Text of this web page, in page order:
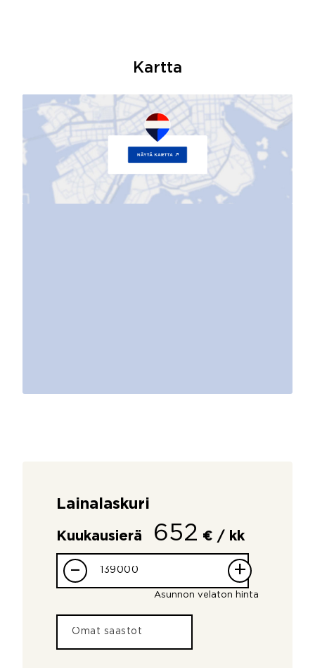
Kartta
Lainalaskuri
Kuukausierä 652 € / kk
– +
Asunnon velaton hinta